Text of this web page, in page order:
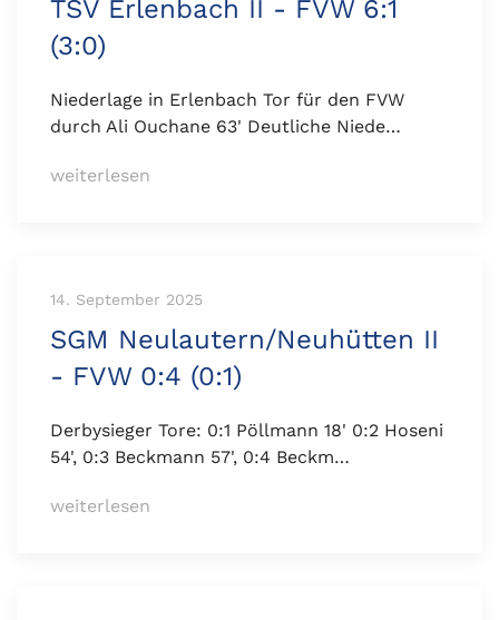
TSV Erlenbach II - FVW 6:1
(3:0)
Niederlage in Erlenbach Tor für den FVW
durch Ali Ouchane 63' Deutliche Niede…
weiterlesen
14. September 2025
SGM Neulautern/Neuhütten II
- FVW 0:4 (0:1)
Derbysieger Tore: 0:1 Pöllmann 18' 0:2 Hoseni
54', 0:3 Beckmann 57', 0:4 Beckm…
weiterlesen